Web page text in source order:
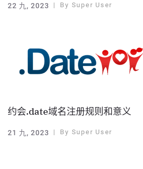
22 九, 2023 By Super User
约会.date域名注册规则和意义
21 九, 2023 By Super User